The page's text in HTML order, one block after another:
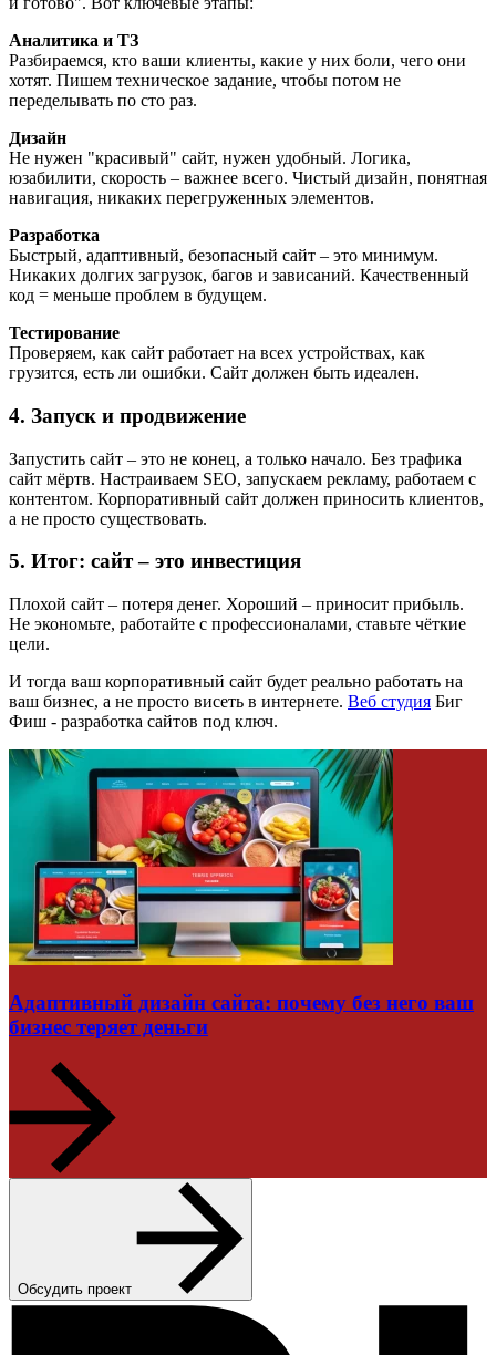
Аналитика и ТЗ
Разбираемся, кто ваши клиенты, какие у них боли, чего они
хотят. Пишем техническое задание, чтобы потом не
переделывать по сто раз.
Дизайн
Не нужен "красивый" сайт, нужен удобный. Логика,
юзабилити, скорость – важнее всего. Чистый дизайн, понятная
навигация, никаких перегруженных элементов.
Разработка
Быстрый, адаптивный, безопасный сайт – это минимум.
Никаких долгих загрузок, багов и зависаний. Качественный
код = меньше проблем в будущем.
Тестирование
Проверяем, как сайт работает на всех устройствах, как
грузится, есть ли ошибки. Сайт должен быть идеален.
4. Запуск и продвижение
Запустить сайт – это не конец, а только начало. Без трафика
сайт мёртв. Настраиваем SEO, запускаем рекламу, работаем с
контентом. Корпоративный сайт должен приносить клиентов,
а не просто существовать.
5. Итог: сайт – это инвестиция
Плохой сайт – потеря денег. Хороший – приносит прибыль.
Не экономьте, работайте с профессионалами, ставьте чёткие
цели.
И тогда ваш корпоративный сайт будет реально работать на
ваш бизнес, а не просто висеть в интернете. Веб студия Биг
Фиш - разработка сайтов под ключ.
Адаптивный дизайн сайта: почему без него ваш
бизнес теряет деньги
Обсудить проект